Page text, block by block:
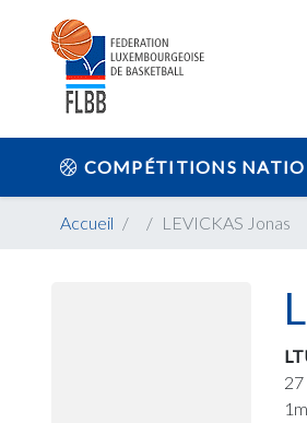
COMPÉTITIONS
Accueil LEVICKAS Jonas
27